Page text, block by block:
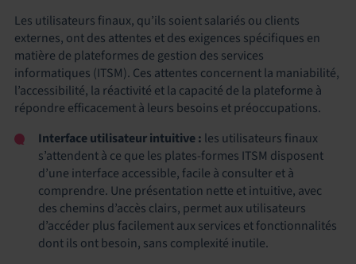
Les utilisateurs finaux, qu’ils soient salariés ou clients
externes, ont des attentes et des exigences spécifiques en
matière de plateformes de gestion des services
informatiques (ITSM). Ces attentes concernent la maniabilité,
l’accessibilité, la réactivité et la capacité de la plateforme à
répondre efficacement à leurs besoins et préoccupations.
Interface utilisateur intuitive : les utilisateurs finaux
s’attendent à ce que les plates-formes ITSM disposent
d’une interface accessible, facile à consulter et à
comprendre. Une présentation nette et intuitive, avec
des chemins d’accès clairs, permet aux utilisateurs
d’accéder plus facilement aux services et fonctionnalités
dont ils ont besoin, sans complexité inutile.